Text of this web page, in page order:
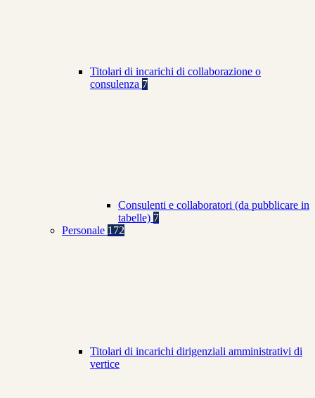
Titolari di incarichi di collaborazione o
consulenza 7
Consulenti e collaboratori (da pubblicare in
tabelle) 7
Personale 172
Titolari di incarichi dirigenziali amministrativi di
vertice